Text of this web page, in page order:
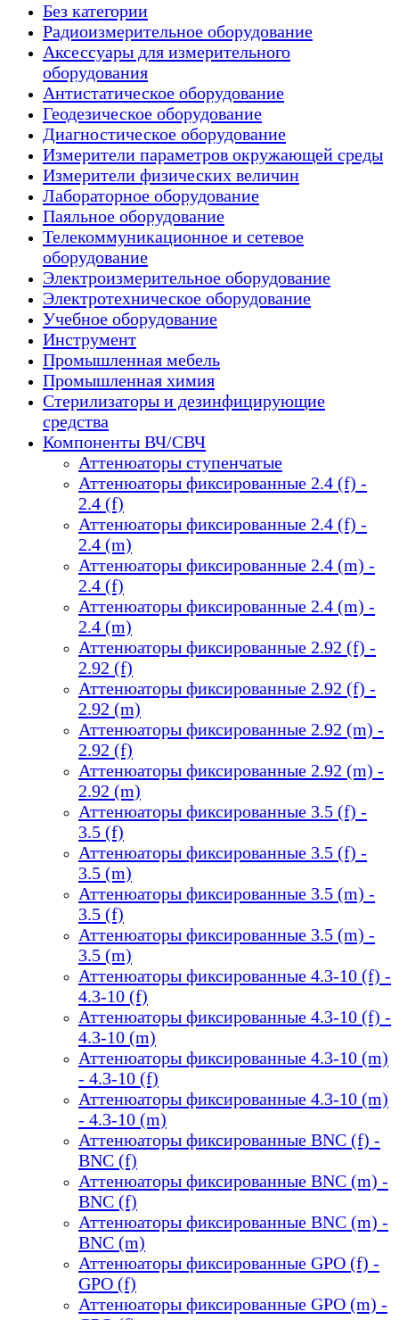
Без категории
Радиоизмерительное оборудование
Аксессуары для измерительного
оборудования
Антистатическое оборудование
Геодезическое оборудование
Диагностическое оборудование
Измерители параметров окружающей среды
Измерители физических величин
Лабораторное оборудование
Паяльное оборудование
Телекоммуникационное и сетевое
оборудование
Электроизмерительное оборудование
Электротехническое оборудование
Учебное оборудование
Инструмент
Промышленная мебель
Промышленная химия
Стерилизаторы и дезинфицирующие
средства
Компоненты ВЧ/СВЧ
Аттенюаторы ступенчатые
Аттенюаторы фиксированные 2.4 (f) -
2.4 (f)
Аттенюаторы фиксированные 2.4 (f) -
2.4 (m)
Аттенюаторы фиксированные 2.4 (m) -
2.4 (f)
Аттенюаторы фиксированные 2.4 (m) -
2.4 (m)
Аттенюаторы фиксированные 2.92 (f) -
2.92 (f)
Аттенюаторы фиксированные 2.92 (f) -
2.92 (m)
Аттенюаторы фиксированные 2.92 (m) -
2.92 (f)
Аттенюаторы фиксированные 2.92 (m) -
2.92 (m)
Аттенюаторы фиксированные 3.5 (f) -
3.5 (f)
Аттенюаторы фиксированные 3.5 (f) -
3.5 (m)
Аттенюаторы фиксированные 3.5 (m) -
3.5 (f)
Аттенюаторы фиксированные 3.5 (m) -
3.5 (m)
Аттенюаторы фиксированные 4.3-10 (f) -
4.3-10 (f)
Аттенюаторы фиксированные 4.3-10 (f) -
4.3-10 (m)
Аттенюаторы фиксированные 4.3-10 (m)
- 4.3-10 (f)
Аттенюаторы фиксированные 4.3-10 (m)
- 4.3-10 (m)
Аттенюаторы фиксированные BNC (f) -
BNC (f)
Аттенюаторы фиксированные BNC (m) -
BNC (f)
Аттенюаторы фиксированные BNC (m) -
BNC (m)
Аттенюаторы фиксированные GPO (f) -
GPO (f)
Аттенюаторы фиксированные GPO (m) -